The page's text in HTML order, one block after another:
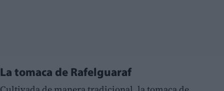
La tomaca de Rafelguaraf